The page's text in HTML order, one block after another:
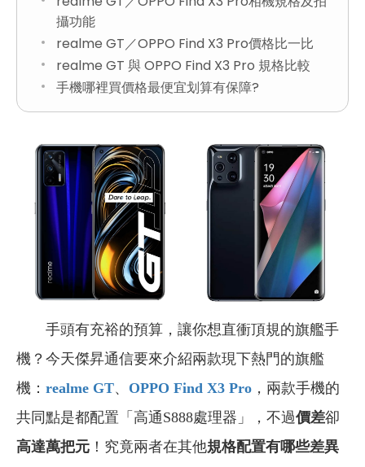
攝功能
realme GT／OPPO Find X3 Pro價格比一比
realme GT 與 OPPO Find X3 Pro 規格比較
手機哪裡買價格最便宜划算有保障?
手頭有充裕的預算，讓你想直衝頂規的旗艦手
機？今天傑昇通信要來介紹兩款現下熱門的旗艦
機： realme GT、 OPPO Find X3 Pro ，兩款手機的
共同點是都配置「高通S888處理器」，不過價差卻
高達萬把元 ！究竟兩者在其他規格配置有哪些差異